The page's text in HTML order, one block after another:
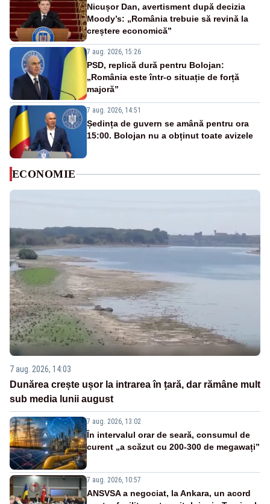
Nicușor Dan, avertisment după decizia
Moody’s: „România trebuie să revină la
creștere economică”
7 aug. 2026, 15:26
PSD, replică dură pentru Bolojan:
„România este într-o situație de forță
majoră”
7 aug. 2026, 14:51
Ședința de guvern se amână pentru ora
15:00. Bolojan nu a obținut toate avizele
ECONOMIE
7 aug. 2026, 14:03
Dunărea crește ușor la intrarea în țară, dar rămâne mult
sub media lunii august
7 aug. 2026, 13:02
În intervalul orar de seară, consumul de
curent „a scăzut cu 200-300 de megawați”
7 aug. 2026, 10:57
ANSVSA a negociat, la Ankara, un acord